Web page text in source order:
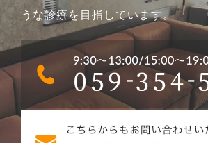
うな診療を目指しています。